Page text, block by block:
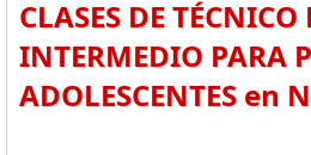
CLASES DE
INTERMEDIO PARA
ADOLESCENTES en